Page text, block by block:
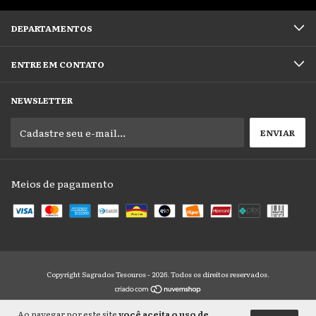
DEPARTAMENTOS
ENTRE EM CONTATO
NEWSLETTER
Meios de pagamento
Copyright Sagrados Tesouros - 2026. Todos os direitos reservados.